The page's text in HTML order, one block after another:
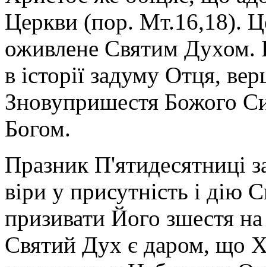
Церкви (пор. Мт.16,18).
оживлене Святим Духом.
в історії задуму Отця,
Зновупришестя Божого
Богом.
Празник П'ятидесятниці
віри у присутність і дію
призивати Його зшестя
Святий Дух є даром, що